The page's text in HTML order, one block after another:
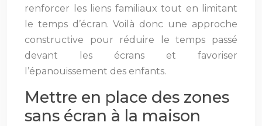
renforcer les liens familiaux tout en limitant
le temps d’écran. Voilà donc une approche
constructive pour réduire le temps passé
devant les écrans et favoriser
l’épanouissement des enfants.
Mettre en place des zones
sans écran à la maison